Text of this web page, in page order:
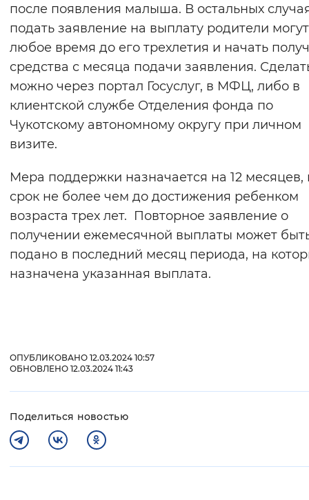
после появления малыша. В остальных
подать заявление на выплату родители
любое время до его трехлетия и начать
средства с месяца подачи заявления.
можно через портал Госуслуг, в МФЦ, либо в
клиентской службе Отделения фонда по
Чукотскому автономному округу при личном
визите.
Мера поддержки назначается на 12 месяцев,
срок не более чем до достижения ребенком
возраста трех лет. Повторное заявление о
получении ежемесячной выплаты может
подано в последний месяц периода, на
назначена указанная выплата.
ОПУБЛИКОВАНО 12.03.2024 10:57
ОБНОВЛЕНО 12.03.2024 11:43
Поделиться новостью